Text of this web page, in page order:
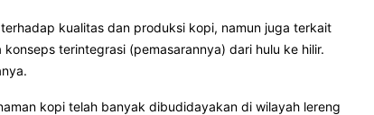
kualitas dan produksi kopi, namun juga terkait
konseps terintegrasi (pemasarannya) dari hulu ke hilir.
kopi telah banyak dibudidayakan di wilayah lereng